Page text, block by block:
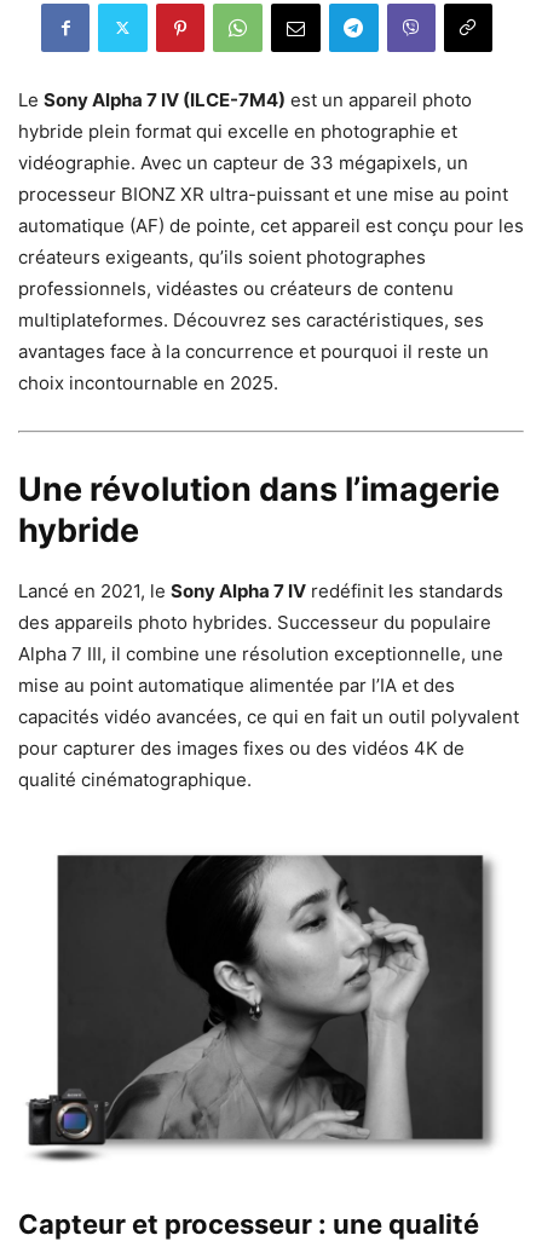
Le Sony Alpha 7 IV (ILCE-7M4) est un appareil photo
hybride plein format qui excelle en photographie et
vidéographie. Avec un capteur de 33 mégapixels, un
processeur BIONZ XR ultra-puissant et une mise au point
automatique (AF) de pointe, cet appareil est conçu pour les
créateurs exigeants, qu’ils soient photographes
professionnels, vidéastes ou créateurs de contenu
multiplateformes. Découvrez ses caractéristiques, ses
avantages face à la concurrence et pourquoi il reste un
choix incontournable en 2025.
Une révolution dans l’imagerie
hybride
Lancé en 2021, le Sony Alpha 7 IV redéfinit les standards
des appareils photo hybrides. Successeur du populaire
Alpha 7 III, il combine une résolution exceptionnelle, une
mise au point automatique alimentée par l’IA et des
capacités vidéo avancées, ce qui en fait un outil polyvalent
pour capturer des images fixes ou des vidéos 4K de
qualité cinématographique.
Capteur et processeur : une qualité